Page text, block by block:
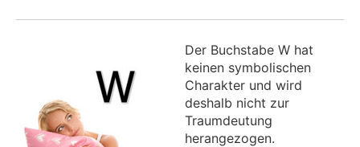
Der Buchstabe W hat
keinen symbolischen
Charakter und wird
deshalb nicht zur
Traumdeutung
herangezogen.